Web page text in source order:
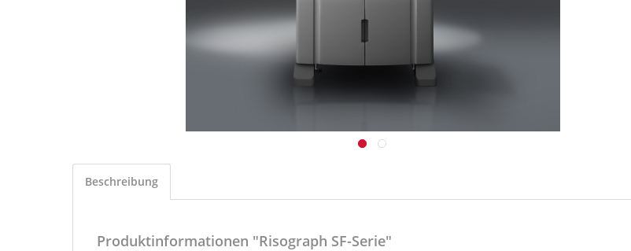
Beschreibung
Produktinformationen "Risograph SF-Serie"